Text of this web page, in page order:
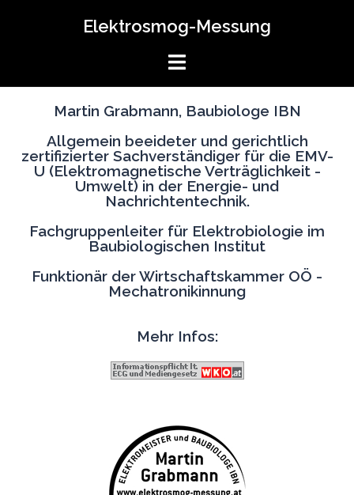
Elektrosmog-Messung
Martin Grabmann, Baubiologe IBN
Allgemein beeideter und gerichtlich
zertifizierter Sachverständiger für die EMV-
U (Elektromagnetische Verträglichkeit -
Umwelt) in der Energie- und
Nachrichtentechnik.
Fachgruppenleiter für Elektrobiologie im
Baubiologischen Institut
Funktionär der Wirtschaftskammer OÖ -
Mechatronikinnung
Mehr Infos: